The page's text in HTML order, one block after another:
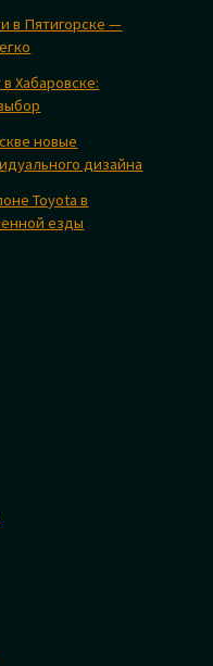
в Пятигорске —
Хабаровске:
новые
дизайна
Toyota в
езды